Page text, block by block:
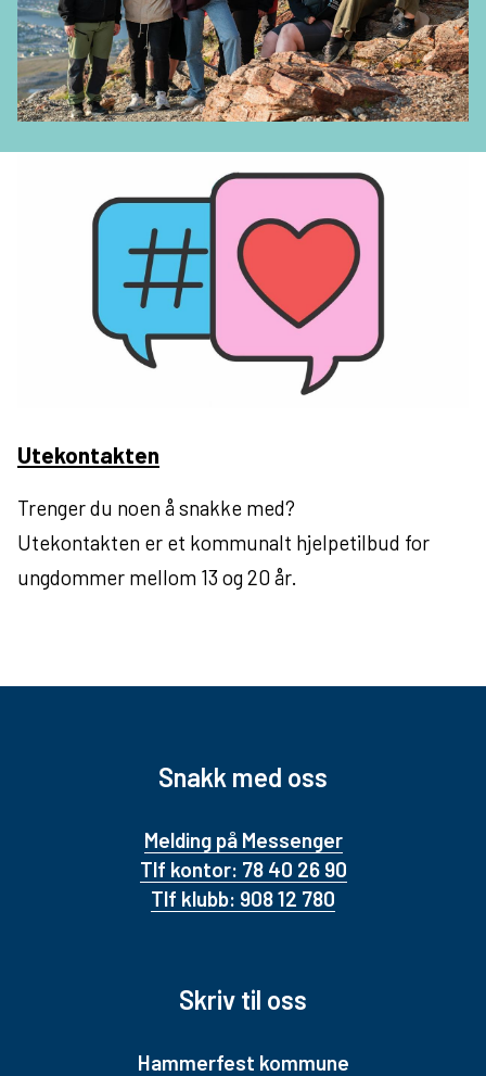
Utekontakten
Trenger du noen å snakke med?
Utekontakten er et kommunalt hjelpetilbud for
ungdommer mellom 13 og 20 år.
Snakk med oss
Melding på Messenger
Tlf kontor: 78 40 26 90
Tlf klubb: 908 12 780
Skriv til oss
Hammerfest kommune